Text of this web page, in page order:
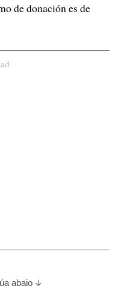
de donación es de
abajo